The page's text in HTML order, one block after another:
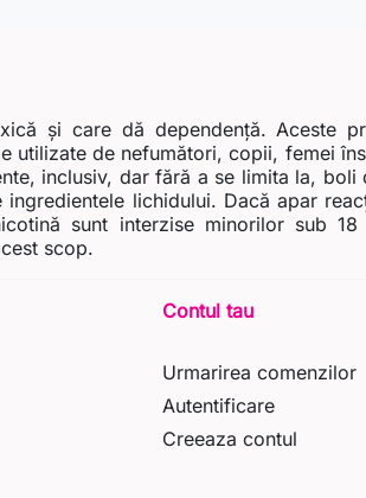
și care dă dependență. Aceste
utilizate de nefumători, copii, femei
inclusiv, dar fără a se limita la,
lichidului. Dacă apar
sunt interzise minorilor sub
scop.
Contul tau
Urmarirea comenzilor
Autentificare
Creeaza contul